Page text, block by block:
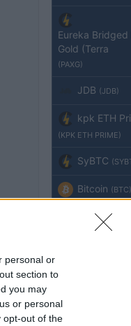
personal or
section to
you may
or personal
opt-out of the
Eureka Bridged
Gold (Terra
(PAXG)
JDB (JDB)
kpk ETH
(KPK ETH PRIME)
SyBTC
Bitcoin (BTC)
Ethereum
kpk ETH